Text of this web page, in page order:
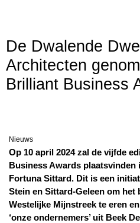
De Dwalende
Architecten
Brilliant Business
Nieuws
Op 10 april 2024 zal de vijfde
Business Awards plaatsvinden
Fortuna Sittard. Dit is een
Stein en Sittard-Geleen om
Westelijke Mijnstreek te eren
‘onze ondernemers’ uit Beek